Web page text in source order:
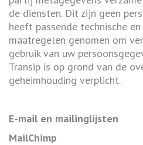
de diensten. Dit zijn geen
heeft passende technische
maatregelen genomen om
gebruik van uw
Transip is op grond van de
geheimhouding verplicht.
E-mail en mailinglijsten
MailChimp